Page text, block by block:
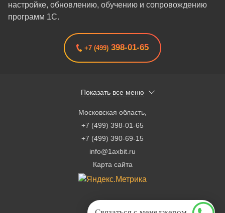
настройке, обновлению, обучению и сопровождению
программ 1С.
+7 (499) 398-01-65
Показать все меню
Московская область
+7 (499) 398-01-65
+7 (499) 390-69-15
info@1axbit.ru
Карта сайта